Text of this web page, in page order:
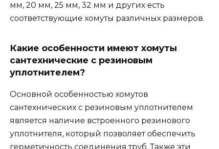
мм, 20 мм, 25 мм, 32 мм и других есть
соответствующие хомуты различных размеров.
Какие особенности имеют хомуты
сантехнические с резиновым
уплотнителем?
Основной особенностью хомутов
сантехнических с резиновым уплотнителем
является наличие встроенного резинового
уплотнителя, который позволяет обеспечить
герметичность соединения труб. Также эти